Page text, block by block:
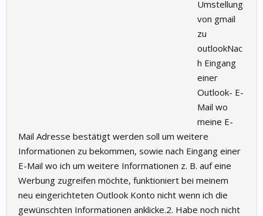
Umstellung
von gmail
zu
outlookNac
h Eingang
einer
Outlook- E-
Mail wo
meine E-
Mail Adresse bestätigt werden soll um weitere
Informationen zu bekommen, sowie nach Eingang einer
E-Mail wo ich um weitere Informationen z. B. auf eine
Werbung zugreifen möchte, funktioniert bei meinem
neu eingerichteten Outlook Konto nicht wenn ich die
gewünschten Informationen anklicke.2. Habe noch nicht